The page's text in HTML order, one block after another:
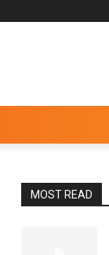
MOST READ